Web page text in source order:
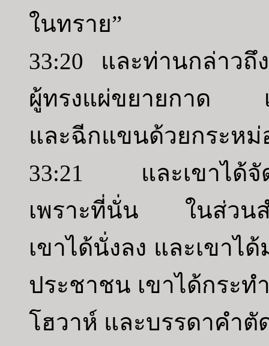
ในทราย”
33:20 และท่านกล่าวถึ
ผู้ทรงแผ่ขยายกาด เ
และฉีกแขนด้วยกระหม่
33:21 และเขาได้จัด
เพราะที่นั่น ในส่วนส
เขาได้นั่งลง และเขาไ
ประชาชน เขาได้กระท
โฮวาห์ และบรรดาคำตั